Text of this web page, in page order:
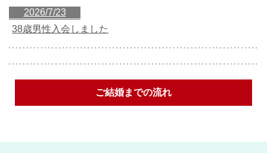
2026/7/23
38歳男性入会しました
ご結婚までの流れ